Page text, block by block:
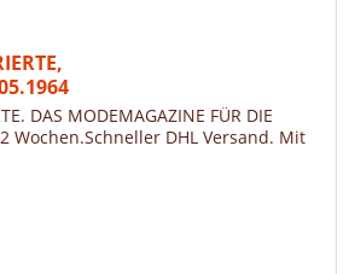
DAS MODEMAGAZINE FÜR DIE
Wochen.Schneller DHL Versand. Mit